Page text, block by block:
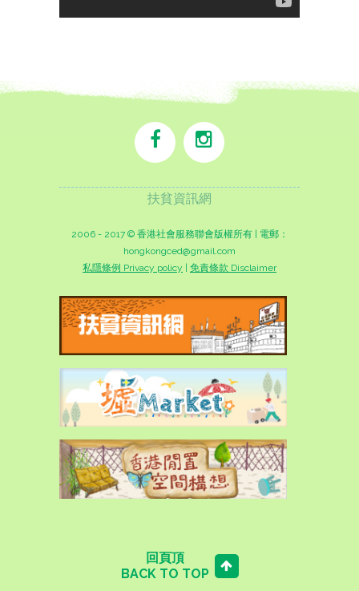
扶貧資訊網
2006 - 2017 © 香港社會服務聯會版權所有 | 電郵：
hongkongced@gmail.com
私隱條例 Privacy policy
免責條款 Disclaimer
回頁頂
BACK TO TOP